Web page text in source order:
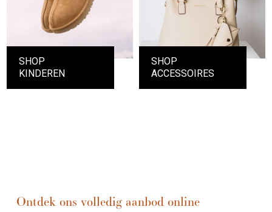
SHOP
KINDEREN
SHOP
ACCESSOIRES
Ontdek ons volledig aanbod online